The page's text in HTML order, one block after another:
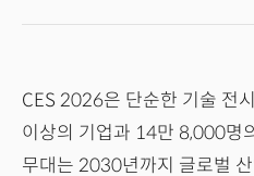
CES 2026은 단순한 기술 전
이상의 기업과 14만 8,000명
무대는 2030년까지 글로벌